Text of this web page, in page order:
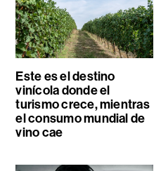
Este es el destino
vinícola donde el
turismo crece, mientras
el consumo mundial de
vino cae